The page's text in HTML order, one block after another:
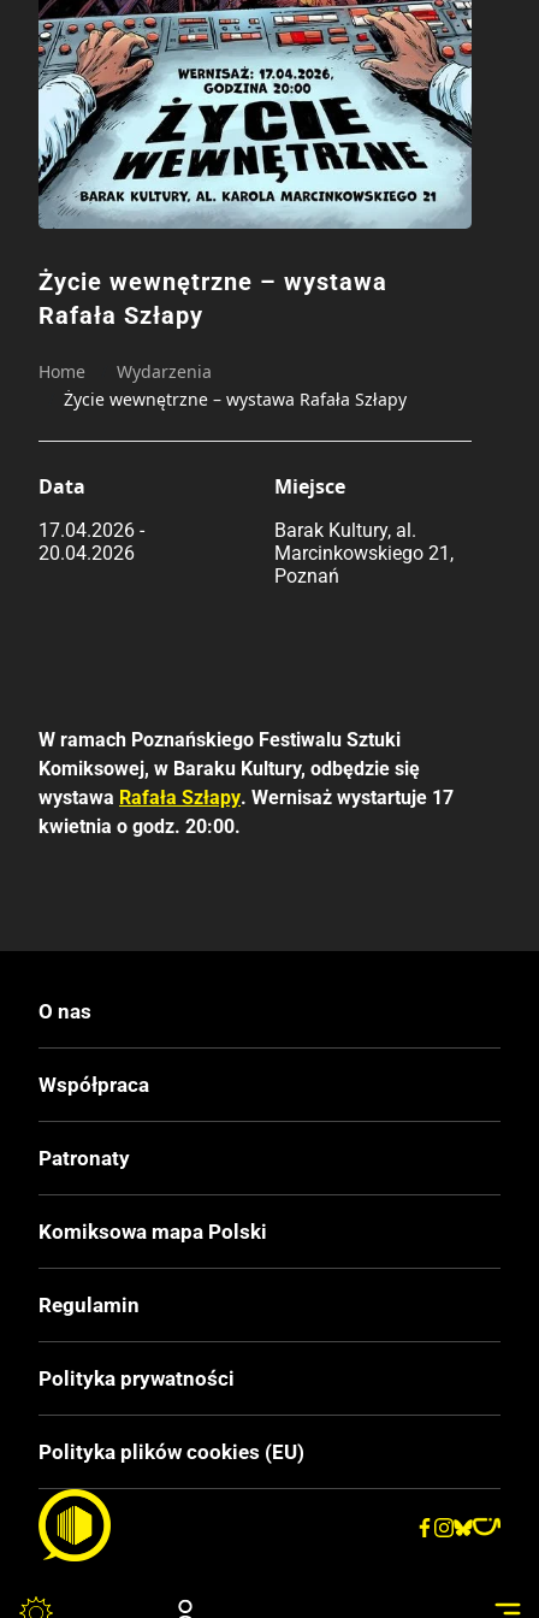
Życie wewnętrzne – wystawa
Rafała Szłapy
Home
Wydarzenia
Życie wewnętrzne – wystawa Rafała Szłapy
Data
17.04.2026 -
20.04.2026
Miejsce
Barak Kultury, al.
Marcinkowskiego 21,
Poznań
W ramach Poznańskiego Festiwalu Sztuki
Komiksowej, w Baraku Kultury, odbędzie się
wystawa Rafała Szłapy. Wernisaż wystartuje 17
kwietnia o godz. 20:00.
O nas
Współpraca
Patronaty
Komiksowa mapa Polski
Regulamin
Polityka prywatności
Polityka plików cookies (EU)